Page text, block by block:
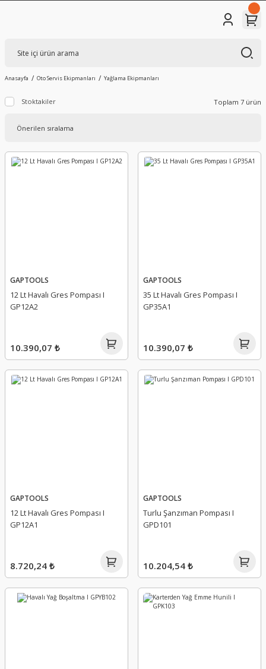
Anasayfa Oto Servis Ekipmanları Yağlama Ekipmanları
Stoktakiler Toplam 7 ürün
GAPTOOLS
12 Lt Havalı Gres Pompası I
GP12A2
10.390,07 ₺
GAPTOOLS
35 Lt Havalı Gres Pompası I
GP35A1
10.390,07 ₺
GAPTOOLS
12 Lt Havalı Gres Pompası I
GP12A1
8.720,24 ₺
GAPTOOLS
Turlu Şanzıman Pompası I
GPD101
10.204,54 ₺